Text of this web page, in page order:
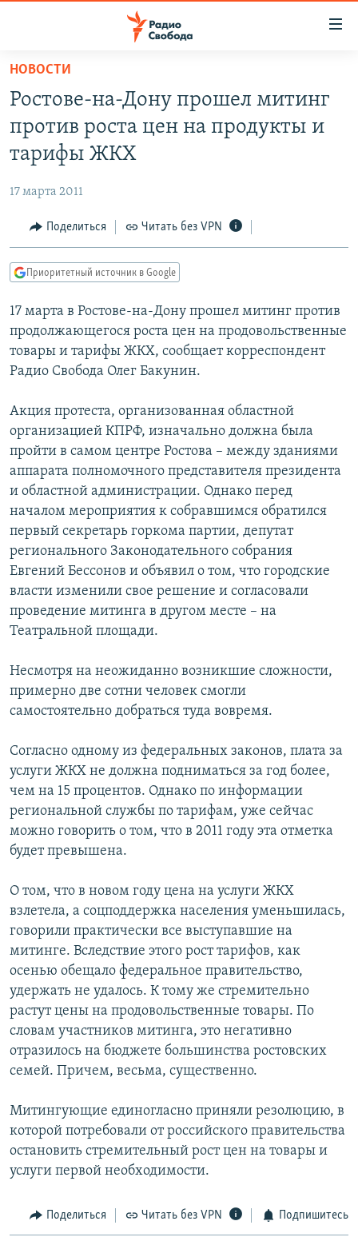
упрощенного
доступа
основному
Вернутся
Вернутся
поиску
АВТОРСКИЕ ПРОЕКТЫ
МНЕНИЯ
КУЛЬТУРА
КАВКАЗ.РЕАЛИИ
СЕВЕР.РЕАЛИИ
СИБИРЬ.РЕАЛИИ
РАСПИСАНИЕ ВЕЩАНИЯ
ПОДПИШИТЕСЬ НА РАССЫЛКУ
СОЦИАЛЬНЫЕ СЕТИ
Все сайты РСЕ/РС
НОВОСТИ
Ростове-на-Дону прошел митинг
против роста цен на продукты и
тарифы ЖКХ
17 марта 2011
Поделиться Читать без VPN
Приоритетный источник в Google
17 марта в Ростове-на-Дону прошел митинг против
продолжающегося роста цен на продовольственные
товары и тарифы ЖКХ, сообщает корреспондент
Радио Свобода Олег Бакунин.
Акция протеста, организованная областной
организацией КПРФ, изначально должна была
пройти в самом центре Ростова – между зданиями
аппарата полномочного представителя президента
и областной администрации. Однако перед
началом мероприятия к собравшимся обратился
первый секретарь горкома партии, депутат
регионального Законодательного собрания
Евгений Бессонов и объявил о том, что городские
власти изменили свое решение и согласовали
проведение митинга в другом месте – на
Театральной площади.
Несмотря на неожиданно возникшие сложности,
примерно две сотни человек смогли
самостоятельно добраться туда вовремя.
Согласно одному из федеральных законов, плата за
услуги ЖКХ не должна подниматься за год более,
чем на 15 процентов. Однако по информации
региональной службы по тарифам, уже сейчас
можно говорить о том, что в 2011 году эта отметка
будет превышена.
О том, что в новом году цена на услуги ЖКХ
взлетела, а соцподдержка населения уменьшилась,
говорили практически все выступавшие на
митинге. Вследствие этого рост тарифов, как
осенью обещало федеральное правительство,
удержать не удалось. К тому же стремительно
растут цены на продовольственные товары. По
словам участников митинга, это негативно
отразилось на бюджете большинства ростовских
семей. Причем, весьма, существенно.
Митингующие единогласно приняли резолюцию, в
которой потребовали от российского правительства
остановить стремительный рост цен на товары и
услуги первой необходимости.
Поделиться Читать без VPN Подпишитесь